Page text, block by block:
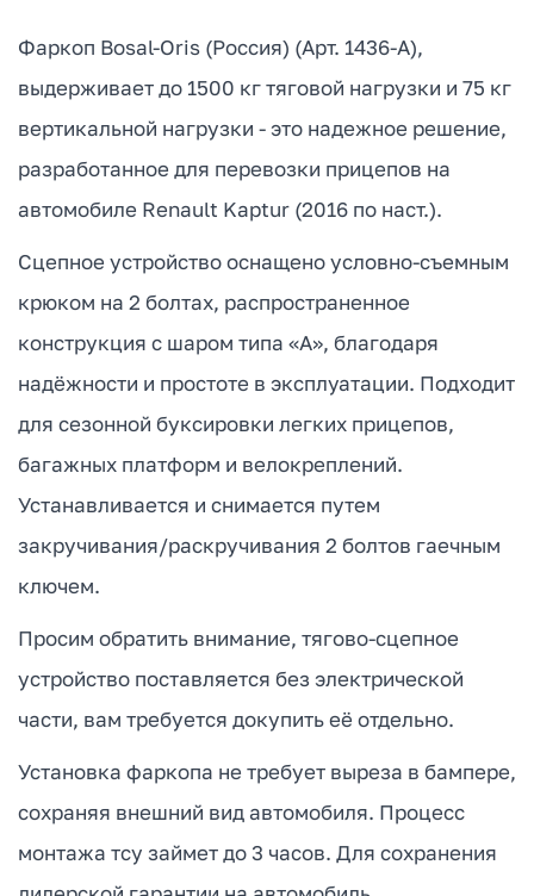
Фаркоп Bosal-Oris (Россия) (Арт. 1436-A),
выдерживает до 1500 кг тяговой нагрузки и 75 кг
вертикальной нагрузки - это надежное решение,
разработанное для перевозки прицепов на
автомобиле Renault Kaptur (2016 по наст.).
Сцепное устройство оснащено условно-съемным
крюком на 2 болтах, распространенное
конструкция с шаром типа «А», благодаря
надёжности и простоте в эксплуатации. Подходит
для сезонной буксировки легких прицепов,
багажных платформ и велокреплений.
Устанавливается и снимается путем
закручивания/раскручивания 2 болтов гаечным
ключем.
Просим обратить внимание, тягово-сцепное
устройство поставляется без электрической
части, вам требуется докупить её отдельно.
Установка фаркопа не требует выреза в бампере,
сохраняя внешний вид автомобиля. Процесс
монтажа тсу займет до 3 часов. Для сохранения